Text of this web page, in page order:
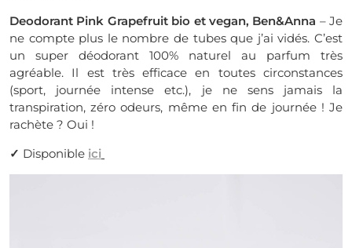
Deodorant Pink Grapefruit bio et vegan, Ben&Anna – Je
ne compte plus le nombre de tubes que j’ai vidés. C’est
un super déodorant 100% naturel au parfum très
agréable. Il est très efficace en toutes circonstances
(sport, journée intense etc.), je ne sens jamais la
transpiration, zéro odeurs, même en fin de journée ! Je
rachète ? Oui !
✓ Disponible ici